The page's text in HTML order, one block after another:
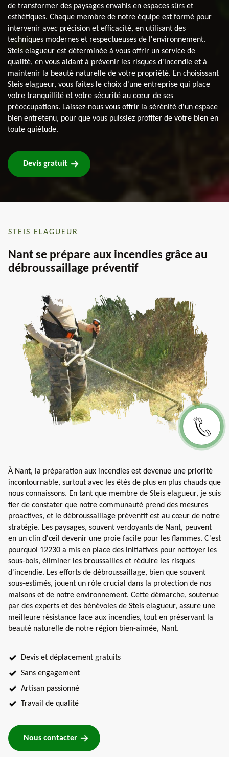
de transformer des paysages envahis en espaces sûrs et
esthétiques. Chaque membre de notre équipe est formé pour
intervenir avec précision et efficacité, en utilisant des
techniques modernes et respectueuses de l'environnement.
Steis elagueur est déterminée à vous offrir un service de
qualité, en vous aidant à prévenir les risques d'incendie et à
maintenir la beauté naturelle de votre propriété. En choisissant
Steis elagueur, vous faites le choix d'une entreprise qui place
votre tranquillité et votre sécurité au cœur de ses
préoccupations. Laissez-nous vous offrir la sérénité d'un espace
bien entretenu, pour que vous puissiez profiter de votre bien en
toute quiétude.
Devis gratuit
STEIS ELAGUEUR
Nant se prépare aux incendies grâce au
débroussaillage préventif
À Nant, la préparation aux incendies est devenue une priorité
incontournable, surtout avec les étés de plus en plus chauds que
nous connaissons. En tant que membre de Steis elagueur, je suis
fier de constater que notre communauté prend des mesures
proactives, et le débroussaillage préventif est au cœur de notre
stratégie. Les paysages, souvent verdoyants de Nant, peuvent
en un clin d'œil devenir une proie facile pour les flammes. C'est
pourquoi 12230 a mis en place des initiatives pour nettoyer les
sous-bois, éliminer les broussailles et réduire les risques
d'incendie. Les efforts de débroussaillage, bien que souvent
sous-estimés, jouent un rôle crucial dans la protection de nos
maisons et de notre environnement. Cette démarche, soutenue
par des experts et des bénévoles de Steis elagueur, assure une
meilleure résistance face aux incendies, tout en préservant la
beauté naturelle de notre région bien-aimée, Nant.
Devis et déplacement gratuits
Sans engagement
Artisan passionné
Travail de qualité
Nous contacter